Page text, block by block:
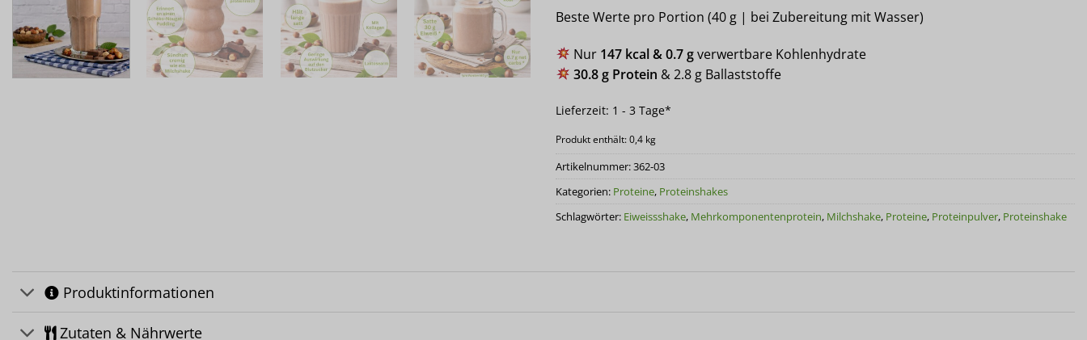
Beste Werte pro Portion (40 g | bei Zubereitung mit Wasser)
Nur 147 kcal & 0.7 gverwertbare Kohlenhydrate
30.8 g Protein & 2.8 g Ballaststoffe
Lieferzeit: 1 - 3 Tage*
Produkt enthält: 0,4 kg
Artikelnummer:362-03
Kategorien: Proteine, Proteinshakes
Schlagwörter: Eiweissshake, Mehrkomponentenprotein, Milchshake, Proteine, Proteinpulver, Proteinshake
Produktinformationen
Zutaten & Nährwerte